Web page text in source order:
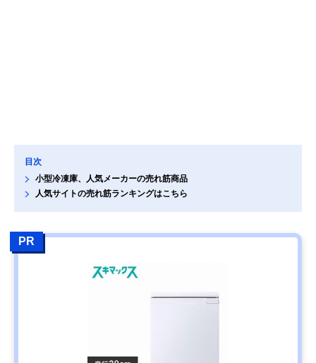
目次
小型冷凍庫、人気メーカーの売れ筋商品
人気サイトの売れ筋ランキングはこちら
PR